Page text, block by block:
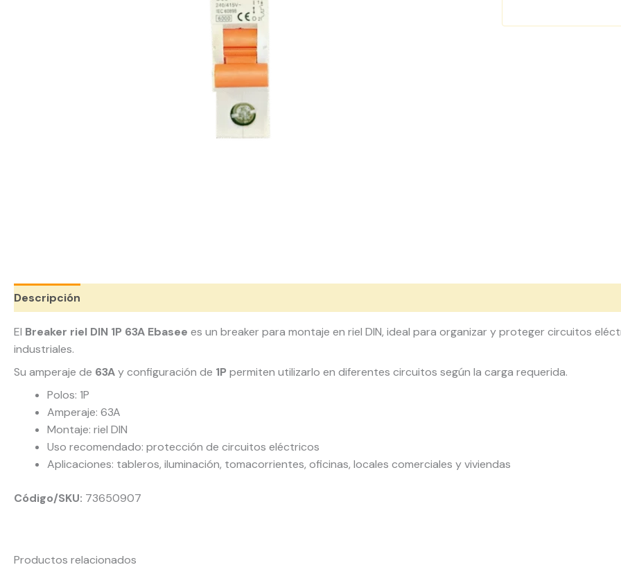
Descripción
El Breaker riel DIN 1P 63A Ebasee es un breaker para montaje en riel DIN, ideal para organizar y proteger circuitos
industriales.
Su amperaje de 63Ay configuración de 1P permiten utilizarlo en diferentes circuitos según la carga requerida.
Polos: 1P
Amperaje: 63A
Montaje: riel DIN
Uso recomendado: protección de circuitos eléctricos
Aplicaciones: tableros, iluminación, tomacorrientes, oficinas, locales comerciales y viviendas
Código/SKU: 73650907
Productos relacionados